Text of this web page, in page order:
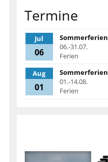
Termine
Jul
06
Sommerferien
06.-31.07.
Ferien
Aug
01
Sommerferien
01.-14.08.
Ferien